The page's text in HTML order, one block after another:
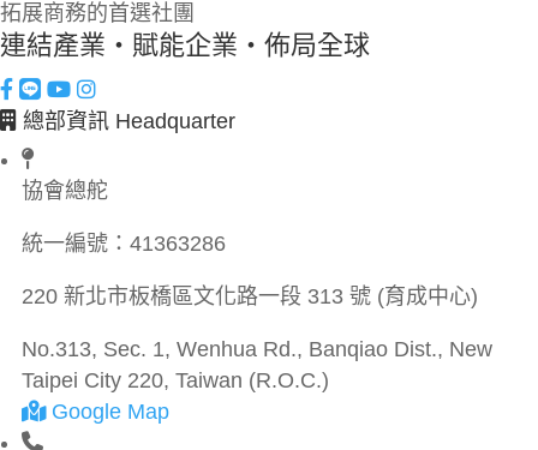
拓展商務的首選社團
連結產業・賦能企業・佈局全球
總部資訊 Headquarter
協會總舵
統一編號： 41363286
220 新北市板橋區文化路一段 313 號 (育成中心)
No.313, Sec. 1, Wenhua Rd., Banqiao Dist., New
Taipei City 220, Taiwan (R.O.C.)
Google Map